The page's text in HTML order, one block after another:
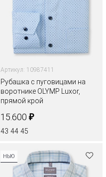
Артикул: 10987411
Рубашка с пуговицами на
воротнике OLYMP Luxor,
прямой крой
15.600 ₽
43 44 45
НЬЮ